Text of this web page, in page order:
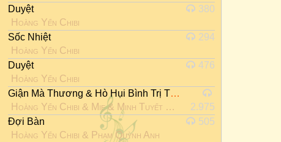
Duyệt
Hoàng Yến Chibi
380
Sốc Nhiệt
Hoàng Yến Chibi
294
Duyệt
Hoàng Yến Chibi
476
Giận Mà Thương & Hò Hụi Bình Trị Thiên
Hoàng Yến Chibi & Mie& Minh Tuyết Ngọc Phước
2.975
Đợi Bàn
Hoàng Yến Chibi & Phạm Quỳnh Anh
505